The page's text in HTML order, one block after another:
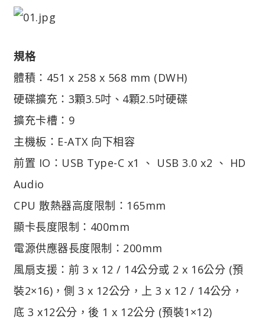
規格
體積：451 x 258 x 568 mm (DWH)
硬碟擴充：3顆3.5吋、4顆2.5吋硬碟
擴充卡槽：9
主機板：E-ATX 向下相容
前置 IO：USB Type-C x1 、 USB 3.0 x2 、 HD
Audio
CPU 散熱器高度限制：165mm
顯卡長度限制：400mm
電源供應器長度限制：200mm
風扇支援：前 3 x 12 / 14公分或 2 x 16公分 (預
裝2×16)，側 3 x 12公分，上 3 x 12 / 14公分，
底 3 x12公分，後 1 x 12公分 (預裝1×12)